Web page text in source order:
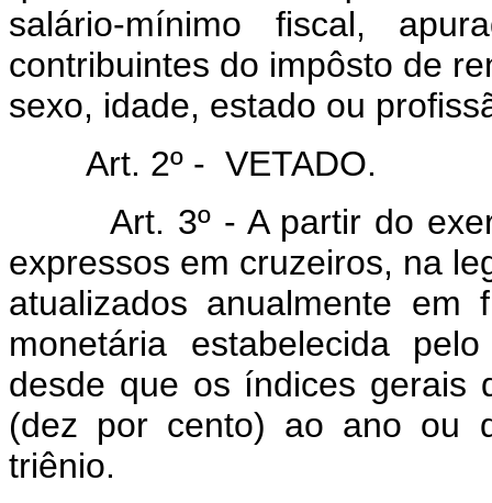
salário-mínimo fiscal,
contribuintes do impôsto de
sexo, idade, estado ou
Art. 2º - VETADO.
Art. 3º - A partir do
expressos em cruzeiros, na
atualizados anualmente em
monetária estabelecida
desde que os índices gerais
(dez por cento) ao ano ou
triênio.